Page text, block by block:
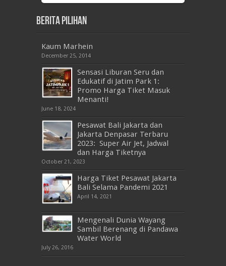
Berita Pilihan
Kaum Marhein
December 25, 2014
Sensasi Liburan Seru dan
Edukatif di Jatim Park 1:
Promo Harga Tiket Masuk
Menanti!
June 18, 2024
Pesawat Bali Jakarta dan
Jakarta Denpasar Terbaru
2023: Super Air Jet, Jadwal
dan Harga Tiketnya
October 21, 2023
Harga Tiket Pesawat Jakarta
Bali Selama Pandemi 2021
April 14, 2021
Mengenali Dunia Wayang
Sambil Berenang di Pandawa
Water World
July 26, 2016